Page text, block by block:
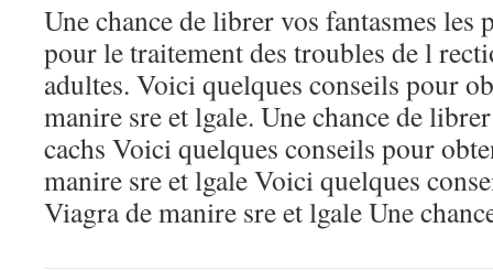
Une chance de librer vos fantasmes les
pour le traitement des troubles de l
adultes. Voici quelques conseils pour
manire sre et lgale. Une chance de
cachs Voici quelques conseils pour
manire sre et lgale Voici quelques
Viagra de manire sre et lgale Une